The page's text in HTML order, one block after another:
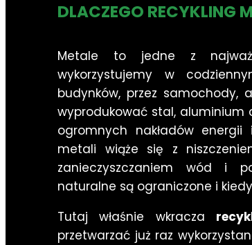
DLACZEGO RECYKLING
Metale to jedne z
wykorzystujemy w
budynków, przez samochody,
wyprodukować stal, aluminium
ogromnych nakładów
metali wiąże się z
zanieczyszczaniem wód i
naturalne są ograniczone i
Tutaj właśnie wkracza
przetwarzać już raz